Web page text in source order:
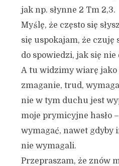
jak np. słynne 2 Tm 2,3.
Myślę, że często się
się uspokajam, że czuję
do spowiedzi, jak się
A tu widzimy wiarę jako
zmaganie, trud,
nie w tym duchu jest
moje prymicyjne hasło
wymagać, nawet gdyby
nie wymagali.
Przepraszam, że znów